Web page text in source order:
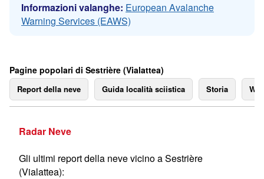
Informazioni valanghe: European Avalanche
Warning Services (EAWS)
Pagine popolari di Sestrière (Vialattea)
Report della neve Guida località sciistica Storia
Radar Neve
Gli ultimi report della neve vicino a Sestrière
(Vialattea):